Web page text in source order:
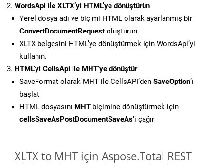
WordsApi ile XLTX’yi HTML’ye dönüştürün
Yerel dosya adı ve biçimi HTML olarak ayarlanmış bir
ConvertDocumentRequest oluşturun.
XLTX belgesini HTML’ye dönüştürmek için WordsApi’yi
kullanın.
HTML’yi CellsApi ile MHT’ye dönüştür
SaveFormat olarak MHT ile CellsAPI’den SaveOption‘ı
başlat
HTML dosyasını MHT biçimine dönüştürmek için
cellsSaveAsPostDocumentSaveAs‘i çağır
XLTX to MHT için Aspose.Total REST